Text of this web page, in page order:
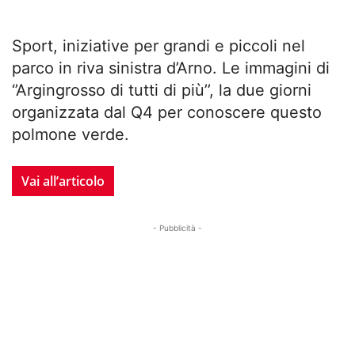
Sport, iniziative per grandi e piccoli nel
parco in riva sinistra d’Arno. Le immagini di
‘’Argingrosso di tutti di più’’, la due giorni
organizzata dal Q4 per conoscere questo
polmone verde.
Vai all’articolo
- Pubblicità -